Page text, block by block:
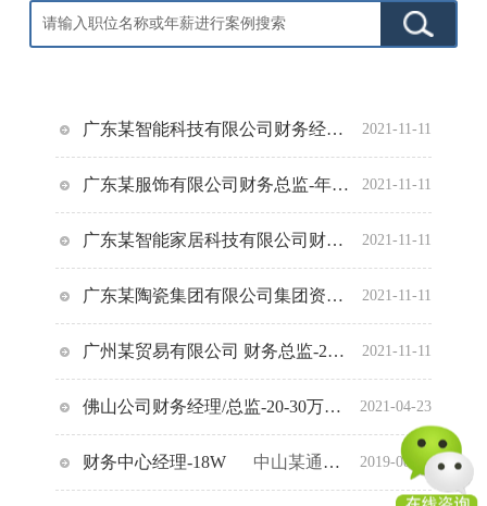
2021-11-11
广东某智能科技有限公司财务经理-年薪15-20万
2021-11-11
广东某服饰有限公司财务总监-年薪20-25万
2021-11-11
广东某智能家居科技有限公司财务经理-年薪25-35万
2021-11-11
广东某陶瓷集团有限公司集团资金经理-年薪30-36万
2021-11-11
广州某贸易有限公司 财务总监-20-40万元 广州某
2021-04-23
佛山公司财务经理/总监-20-30万 佛山**实验设备
2019-08-26
财务中心经理-18W 中山某通信工程公司